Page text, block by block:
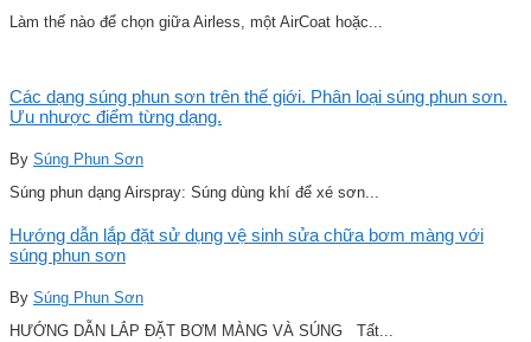
Làm thế nào để chọn giữa Airless, một AirCoat hoặc...
Các dạng súng phun sơn trên thế giới. Phân loại súng phun sơn.
Ưu nhược điểm từng dạng.
By Súng Phun Sơn
Súng phun dạng Airspray: Súng dùng khí để xé sơn...
Hướng dẫn lắp đặt sử dụng vệ sinh sửa chữa bơm màng với
súng phun sơn
By Súng Phun Sơn
HƯỚNG DẪN LẮP ĐẶT BƠM MÀNG VÀ SÚNG Tất...